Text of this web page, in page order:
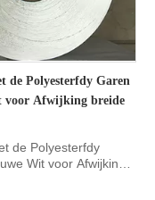
de Polyesterfdy Garen
voor Afwijking breide
de Polyesterfdy
Wit voor Afwijking